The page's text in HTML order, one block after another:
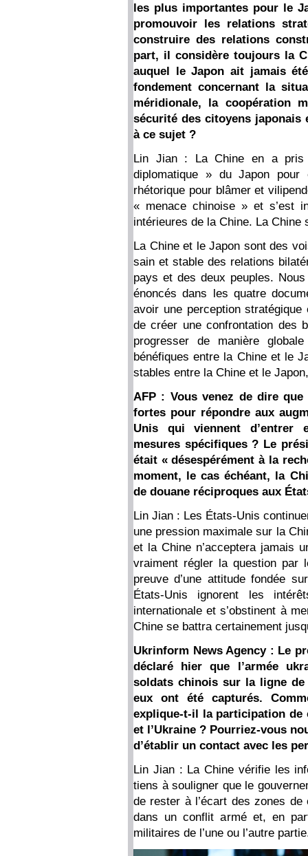
les plus importantes pour le
promouvoir les relations
construire des relations
part, il considère toujours la
auquel le Japon ait jamais
fondement concernant la
méridionale, la coopération
sécurité des citoyens japonais
à ce sujet ?
Lin Jian : La Chine en a pris
diplomatique » du Japon
rhétorique pour blâmer et
« menace chinoise » et s’est
intérieures de la Chine. La Chine
La Chine et le Japon sont des
sain et stable des relations
pays et des deux peuples.
énoncés dans les quatre
avoir une perception
de créer une confrontation des
progresser de manière
bénéfiques entre la Chine et le
stables entre la Chine et le
AFP : Vous venez de dire
fortes pour répondre aux
Unis qui viennent d’entrer
mesures spécifiques ? Le
était « désespérément à la
moment, le cas échéant, la
de douane réciproques aux
Lin Jian : Les États-Unis
une pression maximale sur la
et la Chine n’acceptera jamais
vraiment régler la question par
preuve d’une attitude fondée
États-Unis ignorent les
internationale et s’obstinent à
Chine se battra certainement
Ukrinform News Agency : Le
déclaré hier que l’armée
soldats chinois sur la ligne de
eux ont été capturés.
explique-t-il la participation de
et l’Ukraine ? Pourriez-vous
d’établir un contact avec les
Lin Jian : La Chine vérifie les
tiens à souligner que le
de rester à l’écart des zones de
dans un conflit armé et, en
militaires de l’une ou l’autre